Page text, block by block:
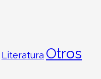
Literatura Otros